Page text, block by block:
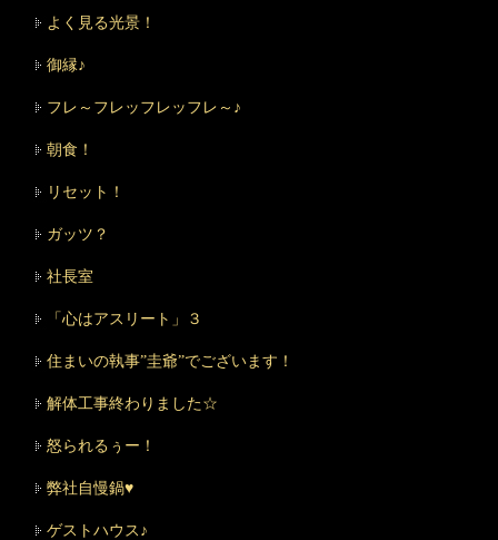
よく見る光景！
御縁♪
フレ～フレッフレッフレ～♪
朝食！
リセット！
ガッツ？
社長室
「心はアスリート」３
住まいの執事”圭爺”でございます！
解体工事終わりました☆
怒られるぅー！
弊社自慢鍋♥
ゲストハウス♪